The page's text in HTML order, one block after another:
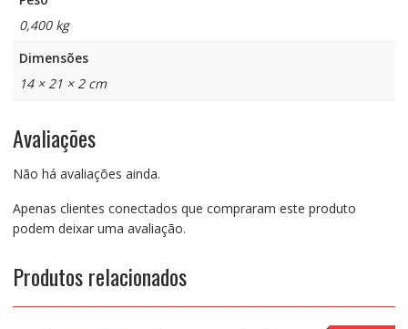
0,400 kg
Dimensões
14 × 21 × 2 cm
Avaliações
Não há avaliações ainda.
Apenas clientes conectados que compraram este produto
podem deixar uma avaliação.
Produtos relacionados